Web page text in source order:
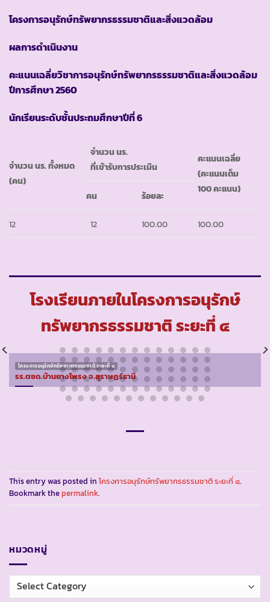
โครงการอนุรักษ์ทรัพยากรธรรมชาติและสิ่งแวดล้อม
ผลการดำเนินงาน
คะแนนเฉลี่ยวิชาการอนุรักษ์ทรัพยากรธรรมชาติและสิ่งแวดล้อม
ปีการศึกษา2560
นักเรียนระดับชั้นประถมศึกษาปีที่ 6
จำนวน นร. ทั้งหมด
(คน)
จำนวน นร.
ที่เข้ารับการประเมิน
คะแนนเฉลี่ย
(คะแนนเต็ม
100 คะแนน)
คน ร้อยละ
12 12 100.00 100.00
โรงเรียนภายในโครงการอนุรักษ์
ทรัพยากรธรรมชาติ ระยะที่ ๔
โครงการอนุรักษ์ทรัพยากรธรรมชาติ ระยะที่ ๔
รร.ตชด.บ้านยางโพรง จ.สุราษฏร์ธานี
This entry was posted in โครงการอนุรักษ์ทรัพยากรธรรมชาติ ระยะที่ ๔.
Bookmark thepermalink.
หมวดหมู่
หมวด
หมู่